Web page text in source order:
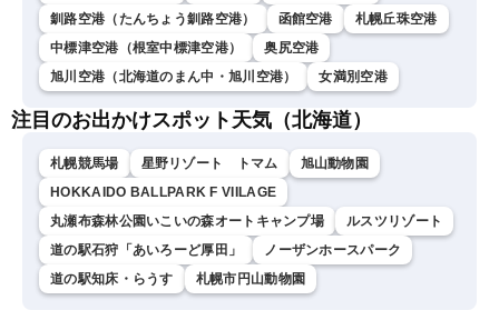
釧路空港（たんちょう釧路空港）
函館空港
札幌丘珠空港
中標津空港（根室中標津空港）
奥尻空港
旭川空港（北海道のまん中・旭川空港）
女満別空港
注目のお出かけスポット天気（北海道）
札幌競馬場 星野リゾート トマム
旭山動物園
HOKKAIDO BALLPARK F VIILAGE
丸瀬布森林公園いこいの森オートキャンプ場
ルスツリゾート
道の駅石狩「あいろーど厚田」
ノーザンホースパーク
道の駅知床・らうす
札幌市円山動物園